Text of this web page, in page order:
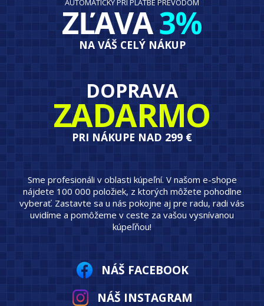
AUTOMATICKY PRI PLATBE PREVODOM
ZĽAVA3%
NA VÁŠ CELÝ NÁKUP
DOPRAVA
ZADARMO
PRI NÁKUPE NAD 299 €
Sme profesionáli v oblasti kúpeľní. V našom e-shope
nájdete 100 000 položiek, z ktorých môžete pohodlne
vyberať. Zastavte sa u nás pokojne aj pre radu, radi vás
uvidíme a pomôžeme v ceste za vašou vysnívanou
kúpeľňou!
NÁŠ FACEBOOK
NÁŠ INSTAGRAM